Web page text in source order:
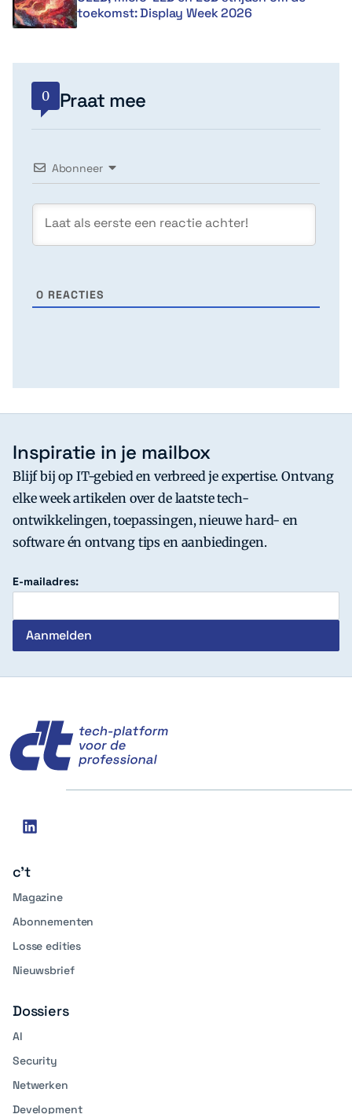
toekomst: Display Week 2026
0 Praat mee
Abonneer
0 REACTIES
Inspiratie in je mailbox
Blijf bij op IT-gebied en verbreed je expertise. Ontvang
elke week artikelen over de laatste tech-
ontwikkelingen, toepassingen, nieuwe hard- en
software én ontvang tips en aanbiedingen.
E-mailadres:
Social
linkedin
c't
Magazine
Abonnementen
Losse edities
Nieuwsbrief
Dossiers
AI
Security
Netwerken
Development